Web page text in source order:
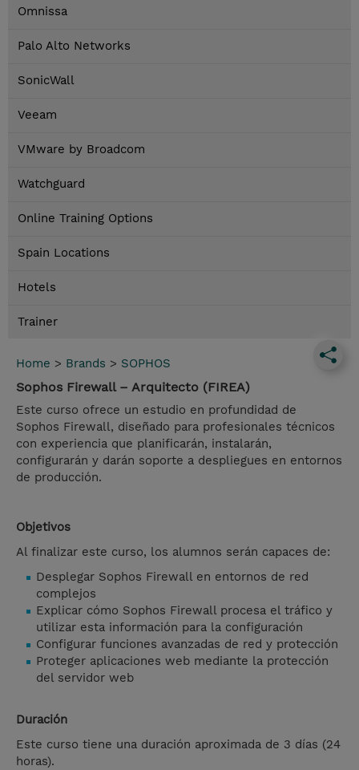
Omnissa
Palo Alto Networks
SonicWall
Veeam
VMware by Broadcom
Watchguard
Online Training Options
Spain Locations
Hotels
Trainer
Home > Brands > SOPHOS
Sophos Firewall – Arquitecto (FIREA)
Este curso ofrece un estudio en profundidad de
Sophos Firewall, diseñado para profesionales técnicos
con experiencia que planificarán, instalarán,
configurarán y darán soporte a despliegues en entornos
de producción.
Objetivos
Al finalizar este curso, los alumnos serán capaces de:
Desplegar Sophos Firewall en entornos de red
complejos
Explicar cómo Sophos Firewall procesa el tráfico y
utilizar esta información para la configuración
Configurar funciones avanzadas de red y protección
Proteger aplicaciones web mediante la protección
del servidor web
Duración
Este curso tiene una duración aproximada de 3 días (24
horas).